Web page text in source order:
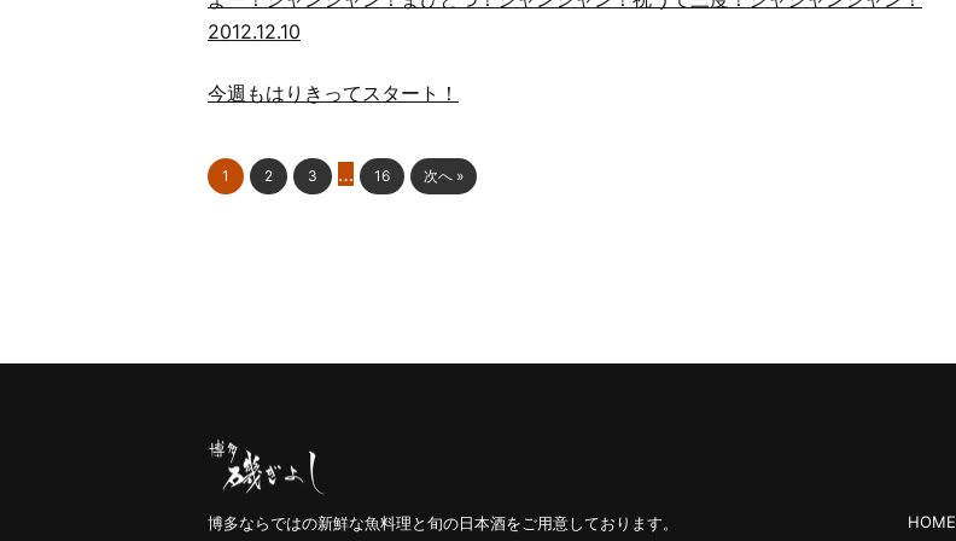
2012.12.10
今週もはりきってスタート！
1 2 3 … 16 次へ »
博多ならではの新鮮な魚料理と旬の日本酒をご用意しております。 HOME